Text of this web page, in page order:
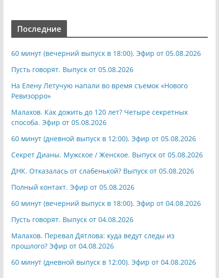
Последние
60 минут (вечерний выпуск в 18:00). Эфир от 05.08.2026
Пусть говорят. Выпуск от 05.08.2026
На Елену Летучую напали во время съемок «Нового
Ревизорро»
Малахов. Как дожить до 120 лет? Четыре секретных
способа. Эфир от 05.08.2026
60 минут (дневной выпуск в 12:00). Эфир от 05.08.2026
Секрет Дианы. Мужское / Женское. Выпуск от 05.08.2026
ДНК. Отказалась от слабенькой? Выпуск от 05.08.2026
Полный контакт. Эфир от 05.08.2026
60 минут (вечерний выпуск в 18:00). Эфир от 04.08.2026
Пусть говорят. Выпуск от 04.08.2026
Малахов. Перевал Дятлова: куда ведут следы из
прошлого? Эфир от 04.08.2026
60 минут (дневной выпуск в 12:00). Эфир от 04.08.2026